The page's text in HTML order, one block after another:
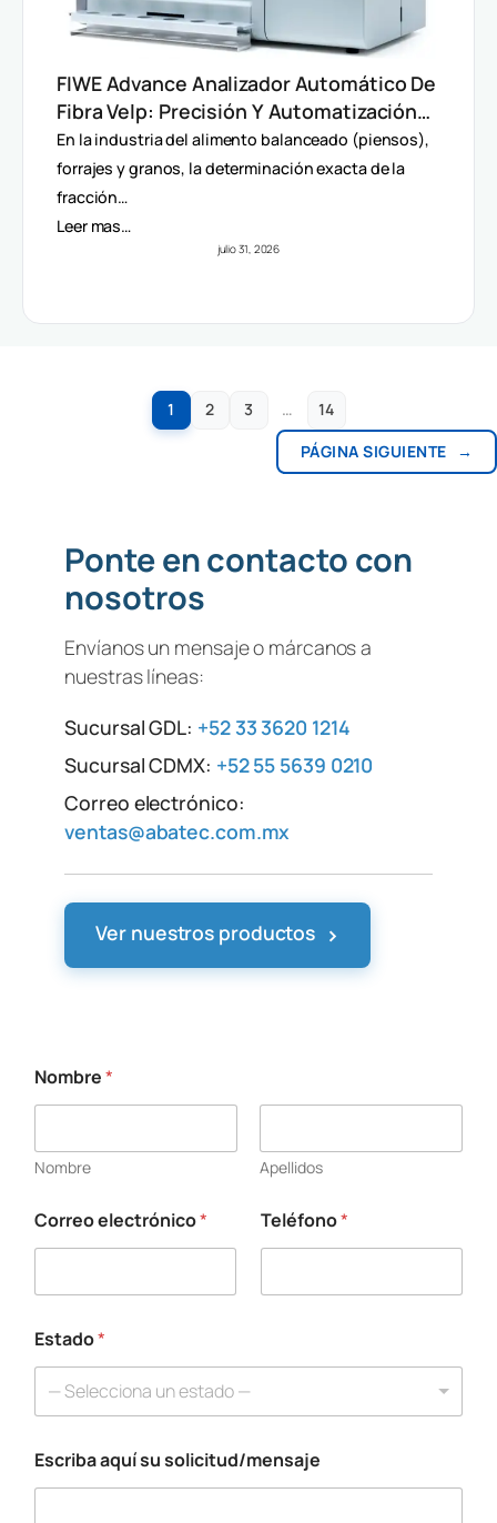
FIWE Advance Analizador Automático De
Fibra Velp: Precisión Y Automatización
En Método Van Soest
En la industria del alimento balanceado (piensos),
forrajes y granos, la determinación exacta de la
fracción…
Leer mas…
julio 31, 2026
1 2 3 …
14
PÁGINA SIGUIENTE
→
Ponte en contacto con
nosotros
Envíanos un mensaje o márcanos a
nuestras líneas:
Sucursal GDL: +52 33 3620 1214
Sucursal CDMX: +52 55 5639 0210
Correo electrónico:
ventas@abatec.com.mx
Ver nuestros productos ›
Nombre*
Nombre Apellidos
Correo electrónico* Teléfono*
Estado*
— Selecciona un estado —
a
q
Escriba aquí su solicitud/mensaje